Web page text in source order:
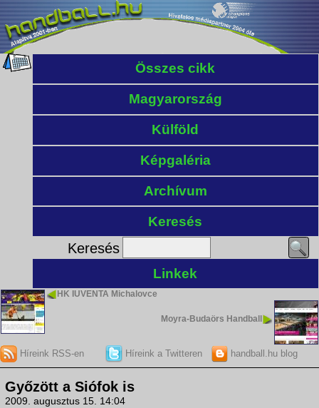
Összes cikk
Magyarország
Külföld
Képgaléria
Archívum
Keresés
Keresés
Linkek
HK IUVENTA Michalovce
Moyra-Budaörs Handball
Híreink RSS-en Híreink a Twitteren handball.hu blog
Győzött a Siófok is
2009. augusztus 15. 14:04